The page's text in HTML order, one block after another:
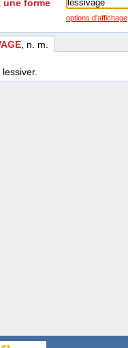
une forme
options d'affichage
, n. m.